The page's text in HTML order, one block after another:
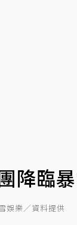
降臨
娛樂／資料提供